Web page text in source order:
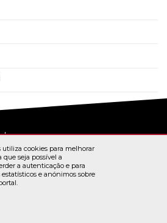
Todos os direitos reservados
E CONDIÇÕES
utiliza cookies para melhorar
seja possível a
a autenticação e para
e anónimos sobre